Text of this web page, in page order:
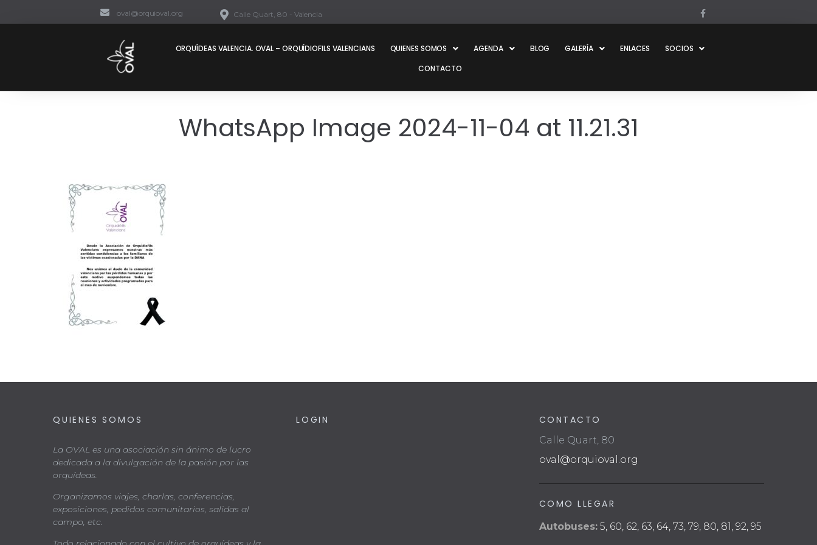
oval@orquioval.org Calle Quart, 80 - Valencia
ORQUÍDEAS VALENCIA. OVAL – ORQUÍDIOFILS VALENCIANS QUIENES SOMOS AGENDA BLOG GALERÍA ENLACES
SOCIOS
CONTACTO
WhatsApp Image 2024-11-04 at 11.21.31
QUIENES SOMOS
La OVAL es una asociación sin ánimo de lucro
dedicada a la divulgación de la pasión por las
orquídeas.
Organizamos viajes, charlas, conferencias,
exposiciones, pedidos comunitarios, salidas al
campo, etc.
LOGIN CONTACTO
Calle Quart, 80
oval@orquioval.org
COMO LLEGAR
Autobuses: 5, 60, 62, 63, 64, 73, 79, 80, 81, 92, 95